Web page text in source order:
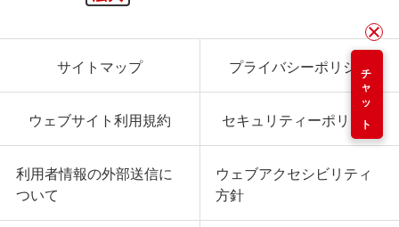
チャット
サイトマップ プライバシーポリシー
ウェブサイト利用規約 セキュリティーポリシー
利用者情報の外部送信に
ついて
ウェブアクセシビリティ
方針